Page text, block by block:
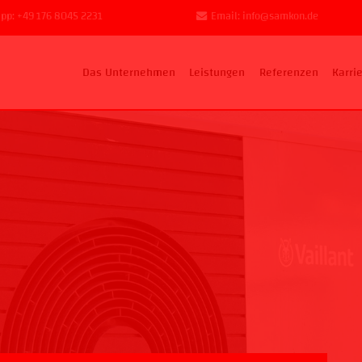
+49 176 8045 2231 Email: info@samkon.de
Das Unternehmen Leistungen Referenzen